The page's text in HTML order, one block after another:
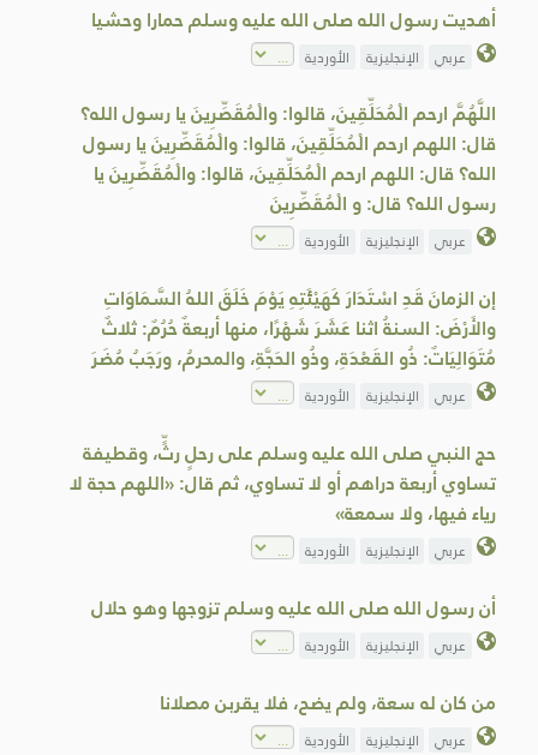
أهديت رسول الله صلى الله عليه وسلم حمارا وحشيا
عربي الإنجليزية الأوردية
اللَّهُمَّ ارحم الْمُحَلِّقِينَ، قالوا: والْمُقَصِّرِينَ يا رسول الله؟
قال: اللهم ارحم الْمُحَلِّقِينَ، قالوا: والْمُقَصِّرِينَ يا رسول
الله؟ قال: اللهم ارحم الْمُحَلِّقِينَ، قالوا: والْمُقَصِّرِينَ يا
رسول الله؟ قال: و الْمُقَصِّرِينَ
عربي الإنجليزية الأوردية
إن الزمانَ قَدِ اسْتَدَارَ كَهَيْئَتِهِ يَوْمَ خَلَقَ اللهُ السَّمَاوَاتِ
والأَرْضَ: السنةُ اثنا عَشَرَ شَهْرًا، منها أربعةٌ حُرُمٌ: ثلاثٌ
مُتَوَالِيَاتٌ: ذُو القَعْدَةِ، وذُو الحَجَّةِ، والمحرمُ، ورَجَبُ مُضَرَ
عربي الإنجليزية الأوردية
حج النبي صلى الله عليه وسلم على رحلٍ رثٍّ، وقطيفة
تساوي أربعة دراهم أو لا تساوي، ثم قال: «اللهم حجة لا
رياء فيها، ولا سمعة»
عربي الإنجليزية الأوردية
أن رسول الله صلى الله عليه وسلم تزوجها وهو حلال
عربي الإنجليزية الأوردية
من كان له سعة، ولم يضح، فلا يقربن مصلانا
عربي الإنجليزية الأوردية